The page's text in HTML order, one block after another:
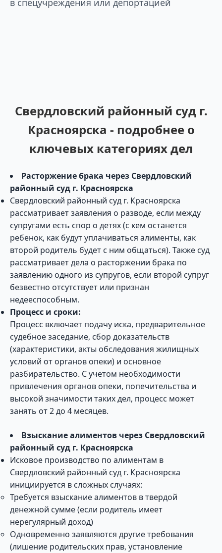
в спецучреждения или депортацией
Свердловский районный суд г.
Красноярска - подробнее о
ключевых категориях дел
Расторжение брака через Свердловский
районный суд г. Красноярска
Свердловский районный суд г. Красноярска
рассматривает заявления о разводе, если между
супругами есть спор о детях (с кем останется
ребенок, как будут уплачиваться алименты, как
второй родитель будет с ним общаться). Также суд
рассматривает дела о расторжении брака по
заявлению одного из супругов, если второй супруг
безвестно отсутствует или признан
недееспособным.
Процесс и сроки:
Процесс включает подачу иска, предварительное
судебное заседание, сбор доказательств
(характеристики, акты обследования жилищных
условий от органов опеки) и основное
разбирательство. С учетом необходимости
привлечения органов опеки, попечительства и
высокой значимости таких дел, процесс может
занять от 2 до 4 месяцев.
Взыскание алиментов через Свердловский
районный суд г. Красноярска
Исковое производство по алиментам в
Свердловский районный суд г. Красноярска
инициируется в сложных случаях:
Требуется взыскание алиментов в твердой
денежной сумме (если родитель имеет
нерегулярный доход)
Одновременно заявляются другие требования
(лишение родительских прав, установление